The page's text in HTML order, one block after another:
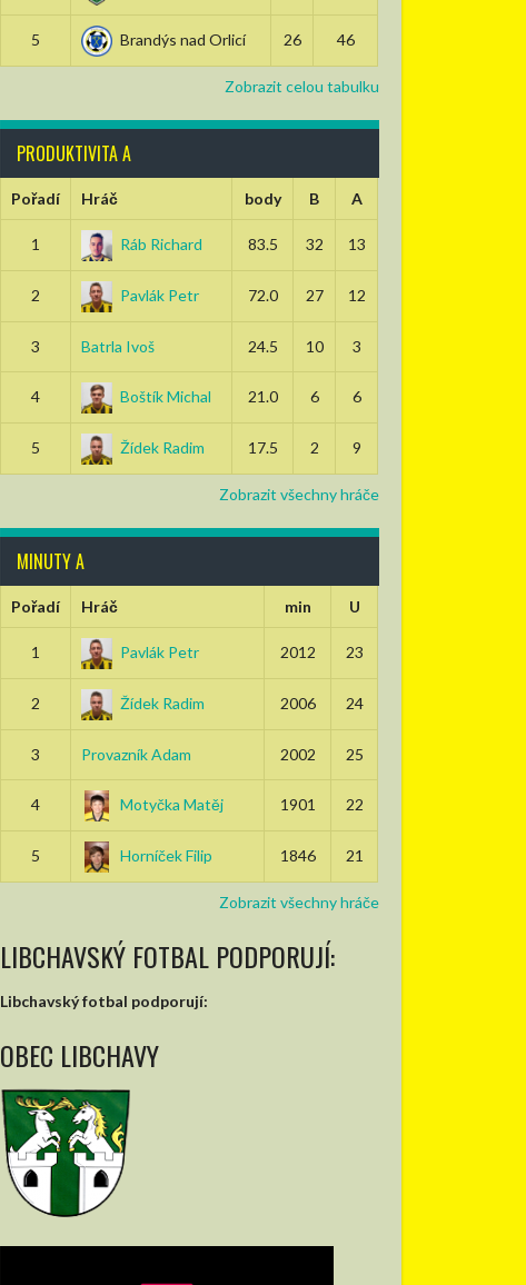
5 Brandýs nad Orlicí 26 46
Zobrazit celou tabulku
PRODUKTIVITA A
Pořadí Hráč body B A
1 Ráb Richard 83.5 32 13
2 Pavlák Petr 72.0 27 12
3 Batrla Ivoš 24.5 10 3
4 Boštík Michal 21.0 6 6
5 Žídek Radim 17.5 2 9
Zobrazit všechny hráče
MINUTY A
Pořadí Hráč min U
1 Pavlák Petr 2012 23
2 Žídek Radim 2006 24
3 Provazník Adam 2002 25
4 Motyčka Matěj 1901 22
5 Horníček Filip 1846 21
Zobrazit všechny hráče
LIBCHAVSKÝ FOTBAL PODPORUJÍ:
Libchavský fotbal podporují:
OBEC LIBCHAVY